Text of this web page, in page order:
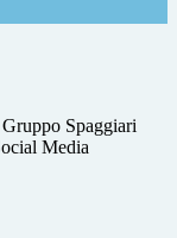
Spaggiari
Media